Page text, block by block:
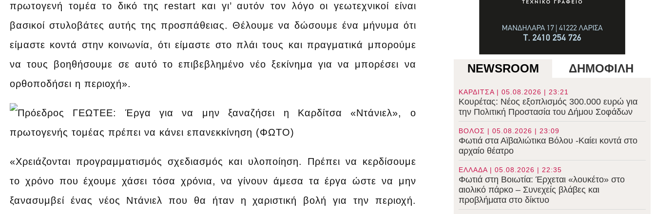
πρωτογενή τομέα το δικό της restart και γι’ αυτόν τον λόγο οι γεωτεχνικοί είναι
βασικοί στυλοβάτες αυτής της προσπάθειας. Θέλουμε να δώσουμε ένα μήνυμα ότι
είμαστε κοντά στην κοινωνία, ότι είμαστε στο πλάι τους και πραγματικά μπορούμε
να τους βοηθήσουμε σε αυτό το επιβεβλημένο νέο ξεκίνημα για να μπορέσει να
ορθοποδήσει η περιοχή».
«Χρειάζονται προγραμματισμός σχεδιασμός και υλοποίηση. Πρέπει να κερδίσουμε
το χρόνο που έχουμε χάσει τόσα χρόνια, να γίνουν άμεσα τα έργα ώστε να μην
ξανασυμβεί ένας νέος Ντάνιελ που θα ήταν η χαριστική βολή για την περιοχή.
NEWSROOM ΔΗΜΟΦΙΛΗ
ΚΑΡΔΙΤΣΑ | 05.08.2026 | 23:21
Κουρέτας: Νέος εξοπλισμός 300.000 ευρώ για
την Πολιτική Προστασία του Δήμου Σοφάδων
ΒΟΛΟΣ | 05.08.2026 | 23:09
Φωτιά στα Αϊβαλιώτικα Βόλου -Καίει κοντά στο
αρχαίο θέατρο
ΕΛΛΑΔΑ | 05.08.2026 | 22:35
Φωτιά στη Βοιωτία: Έρχεται «λουκέτο» στο
αιολικό πάρκο – Συνεχείς βλάβες και
προβλήματα στο δίκτυο